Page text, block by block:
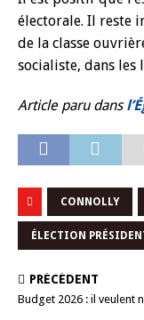
électorale. Il reste
de la classe
socialiste, dans les
Article paru dans
CONNOLLY
ÉLECTION
PRÉCÉDENT
Budget 2026 : il veulent